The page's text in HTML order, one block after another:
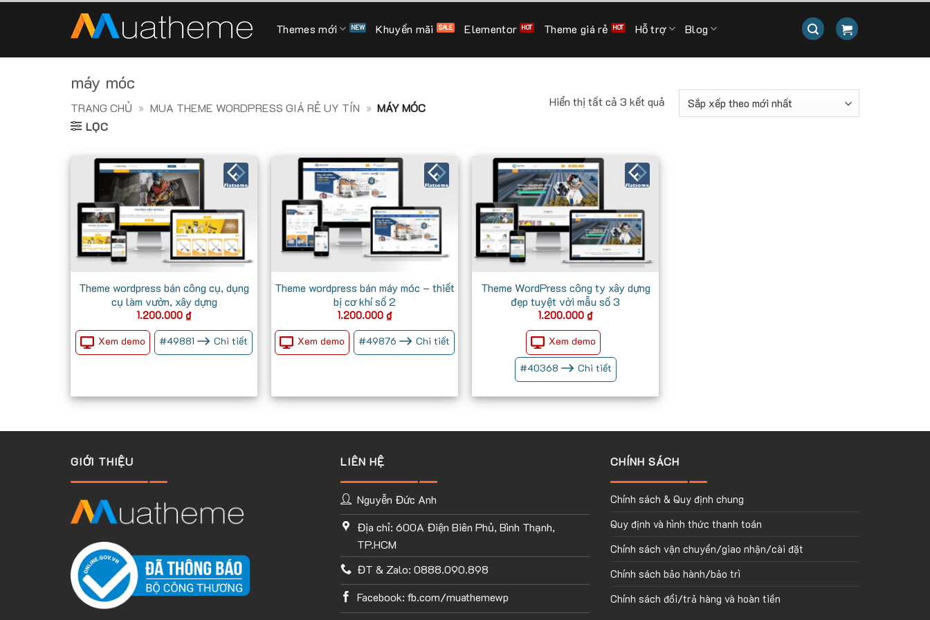
Themes mới Khuyến mãi Elementor Theme giá rẻ Hỗ trợ Blog
máy móc
TRANG CHỦ » MUA THEME WORDPRESS GIÁ RẺ UY TÍN » MÁY MÓC
LỌC
Hiển thị tất cả 3 kết quả
sắp
Theme wordpress bán công cụ, dụng
cụ làm vườn, xây dựng
1.200.000 ₫
Xem demo
#49881 Chi tiết
Theme wordpress bán máy móc – thiết
bị cơ khí số 2
1.200.000 ₫
Xem demo
#49876 Chi tiết
Theme WordPress công ty xây dựng
đẹp tuyệt vời mẫu số 3
1.200.000 ₫
Xem demo
#40368 Chi tiết
GIỚI THIỆU LIÊN HỆ
Nguyễn Đức Anh
Địa chỉ: 600A Điện Biên Phủ, Bình Thạnh,
TP.HCM
ĐT & Zalo: 0888.090.898
Facebook: fb.com/muathemewp
CHÍNH SÁCH
Chính sách & Quy định chung
Quy định và hình thức thanh toán
Chính sách vận chuyển/giao nhận/cài đặt
Chính sách bảo hành/bảo trì
Chính sách đổi/trả hàng và hoàn tiền